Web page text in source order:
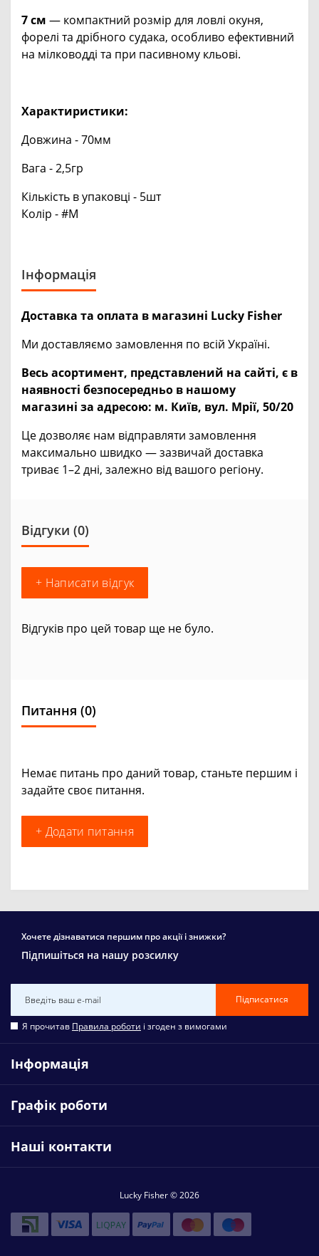
7 см — компактний розмір для ловлі окуня,
форелі та дрібного судака, особливо ефективний
на мілководді та при пасивному кльові.
Характиристики:
Довжина - 70мм
Вага - 2,5гр
Кількість в упаковці - 5шт
Колір - #M
Інформація
Доставка та оплата в магазині Lucky Fisher
Ми доставляємо замовлення по всій Україні.
Весь асортимент, представлений на сайті, є в
наявності безпосередньо в нашому
магазині за адресою: м. Київ, вул. Мрії, 50/20
Це дозволяє нам відправляти замовлення
максимально швидко — зазвичай доставка
триває 1–2 дні, залежно від вашого регіону.
Відгуки (0)
+ Написати відгук
Відгуків про цей товар ще не було.
Питання (0)
Немає питань про даний товар, станьте першим і
задайте своє питання.
+ Додати питання
Хочете дізнаватися першим про акції і знижки?
Підпишіться на нашу розсилку
Підписатися
Я прочитав Правила роботи і згоден з вимогами
Інформація
Графік роботи
Наші контакти
Lucky Fisher © 2026